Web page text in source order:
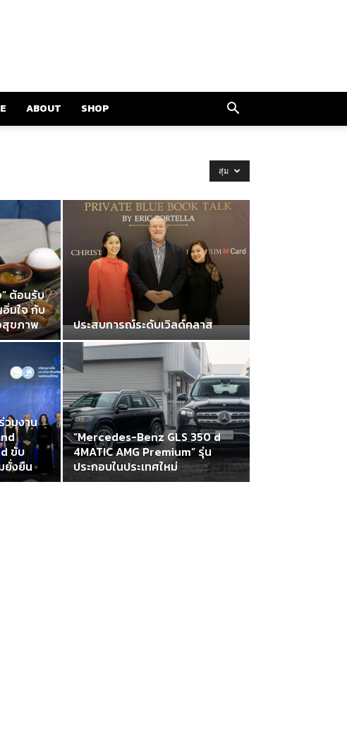
ABOUT SHOP
สุ่ม
ต้อนรับ
มใจ กับ
สุขภาพ
ประสบการณ์ระดับเวิลด์คลาส
วมงาน
ขับ
ยั่งยืน
“Mercedes-Benz GLS 350 d
4MATIC AMG Premium” รุ่น
ประกอบในประเทศใหม่